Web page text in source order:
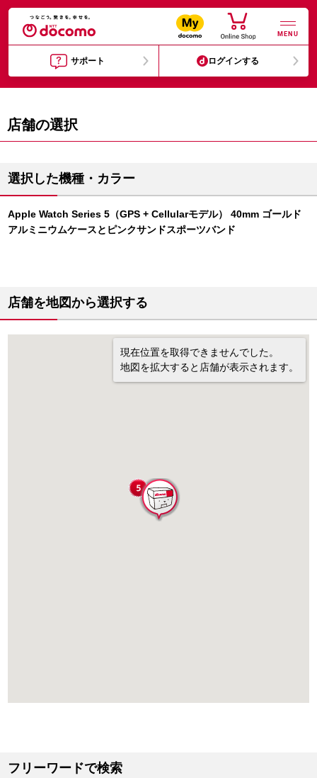
MENU
サポート ログインする
店舗の選択
選択した機種・カラー
Apple Watch Series 5（GPS + Cellularモデル） 40mm ゴールド
アルミニウムケースとピンクサンドスポーツバンド
店舗を地図から選択する
現在位置を取得できませんでした。
地図を拡大すると店舗が表示されます。
フリーワードで検索